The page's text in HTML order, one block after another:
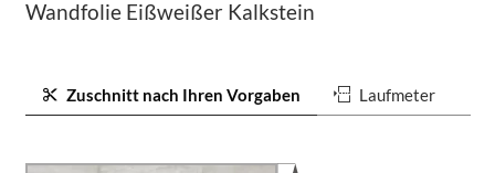
Wandfolie Eißweißer Kalkstein
Zuschnitt nach Ihren Vorgaben Laufmeter